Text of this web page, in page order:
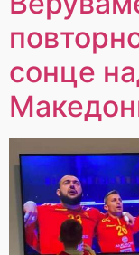
сонце